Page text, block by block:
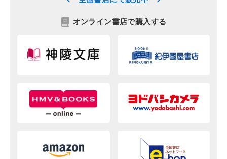
オンライン書店で購入する